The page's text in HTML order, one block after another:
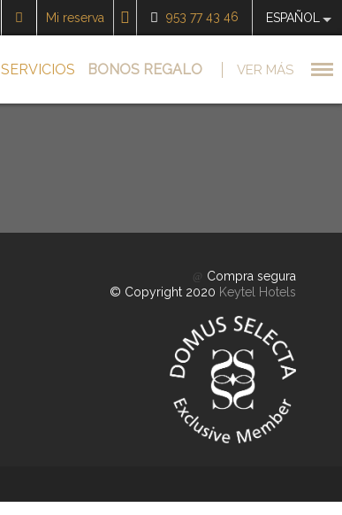
Mi reserva 953 77 43 46 ESPAÑOL
SERVICIOS BONOS REGALO VER MÁS
Compra segura
© Copyright 2020 Keytel Hotels